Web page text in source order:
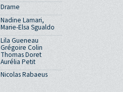
Drame
Nadine Lamari,
Marie-Elsa Sgualdo
Lila Gueneau
Grégoire Colin
Thomas Doret
Aurélia Petit
Nicolas Rabaeus